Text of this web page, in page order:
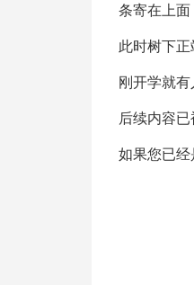
条寄在上面
此时树下
刚开学就
后续内容已
如果您已经